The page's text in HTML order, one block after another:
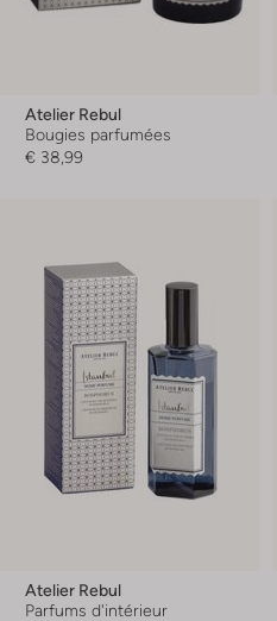
Atelier Rebul
Bougies parfumées
€ 38,99
Atelier Rebul
Parfums d'intérieur